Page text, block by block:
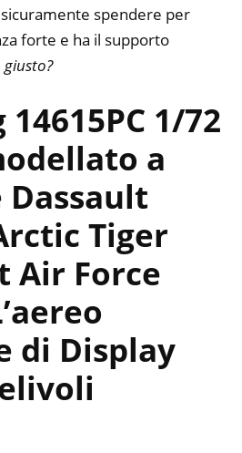
spendere per
forte e ha il supporto
giusto?
14615PC 1/72
a
Dassault
Tiger
Air Force
di Display